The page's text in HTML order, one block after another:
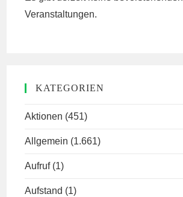
Veranstaltungen.
KATEGORIEN
Aktionen (451)
Allgemein (1.661)
Aufruf (1)
Aufstand (1)